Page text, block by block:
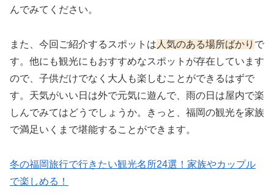
んでみてください。
また、今回ご紹介するスポットは 人気のある場所ばかり で
す。他にも観光にもおすすめなスポットが存在しています
ので、子供だけでなく大人も楽しむことができるはずで
す。天気がいい日は外で元気に遊んで、雨の日は屋内で楽
しんでみてはどうでしょうか。きっと、福岡の観光を家族
で満足いくまで堪能することができます。
冬の福岡旅行で行きたい観光名所24選！家族やカップル
で楽しめる！